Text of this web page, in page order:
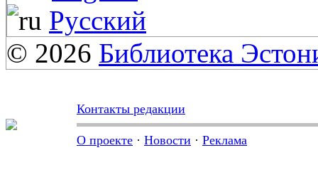
Русский
© 2026 Библиотека
Контакты редакции
О проекте · Новости · Реклама